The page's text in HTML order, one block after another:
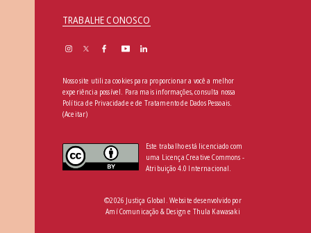
TRABALHE CONOSCO
Nosso site utiliza cookies para proporcionar a você a melhor
experiência possível. Para mais informações, consulta nossa
Política de Privacidade e de Tratamento de Dados Pessoais
(Aceitar)
Este trabalho está licenciado com
uma Licença Creative Commons -
Atribuição 4.0 Internacional.
©2026 Justiça Global. Website desenvolvido por
Amí Comunicação & Design e Thula Kawasaki